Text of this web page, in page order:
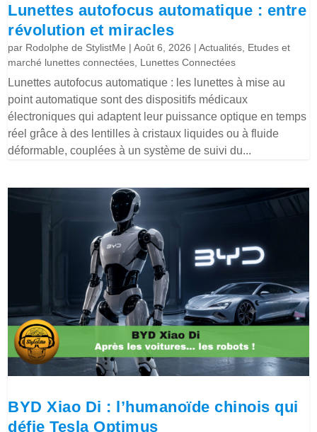
Lunettes autofocus automatique : entre
révolution et miracles
par Rodolphe de StylistMe |Août 6, 2026 |Actualités Etudes et
marché lunettes connectées Lunettes Connectées
Lunettes autofocus automatique : les lunettes à mise au
point automatique sont des dispositifs médicaux
électroniques qui adaptent leur puissance optique en temps
réel grâce à des lentilles à cristaux liquides ou à fluide
déformable, couplées à un système de suivi du...
BYD Xiao Di : l’humanoïde chinois qui
défie Tesla Optimus